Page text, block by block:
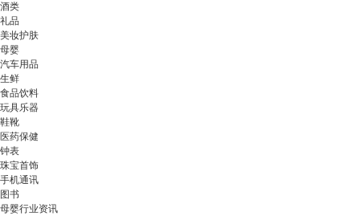
酒类
礼品
美妆护肤
母婴
汽车用品
生鲜
食品饮料
玩具乐器
鞋靴
医药保健
钟表
珠宝首饰
手机通讯
图书
母婴行业资讯